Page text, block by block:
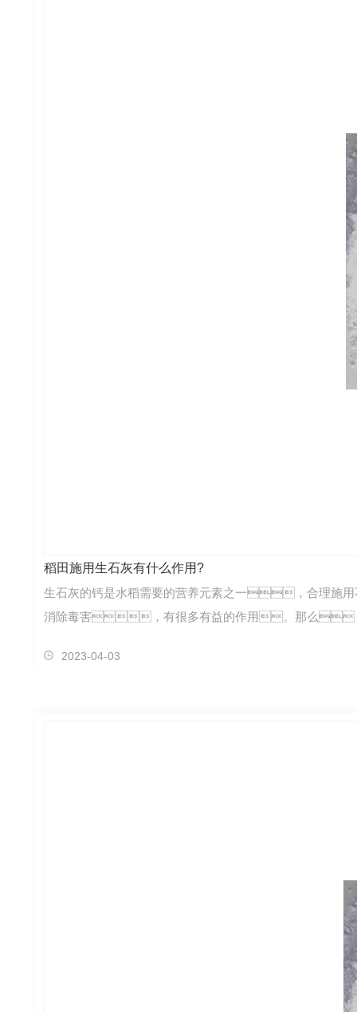
稻田施用生石灰有什么作用?
生石灰的钙是水稻需要的营养元素之一，合理
消除毒害，有很多有益的作用。那么
2023-04-03